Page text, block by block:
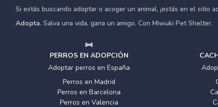
Si estás buscando adoptar o acoger un animal, ¡estás en el sitio
Adopta. Salva una vida, gana un amigo. Con Miwuki Pet Shelter.
PERROS EN ADOPCIÓN
Adoptar perros en España
Perros en Madrid
Perros en Barcelona
Perros en Valencia